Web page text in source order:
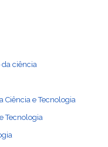
ciência
Ciência e Tecnologia
Tecnologia